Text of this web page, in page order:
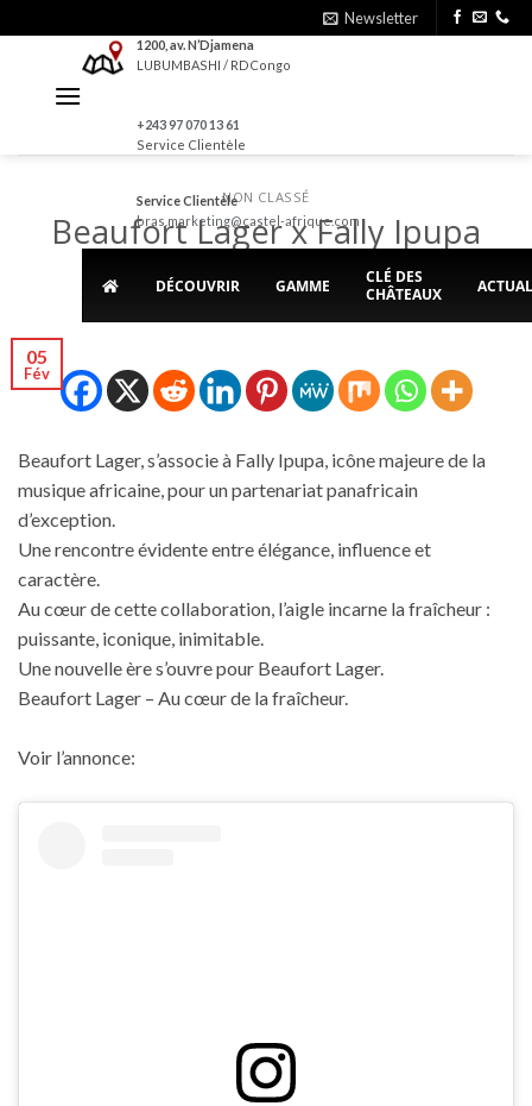
to
Newsletter
1200, av. N’Djamena
LUBUMBASHI / RDCongo
+243 97 070 13 61
Service Clientèle
Service Clientèle
bras.marketing@castel-afrique.com
DÉCOUVRIR GAMME
CLÉ DES
CHÂTEAUX
NON CLASSÉ
Beaufort Lager x Fally Ipupa
BRASIMBA
05
Fév
Beaufort Lager, s’associe à Fally Ipupa, icône majeure de la
musique africaine, pour un partenariat panafricain
d’exception.
Une rencontre évidente entre élégance, influence et
caractère.
Au cœur de cette collaboration, l’aigle incarne la fraîcheur :
puissante, iconique, inimitable.
Une nouvelle ère s’ouvre pour Beaufort Lager.
Beaufort Lager – Au cœur de la fraîcheur.
Voir l’annonce: